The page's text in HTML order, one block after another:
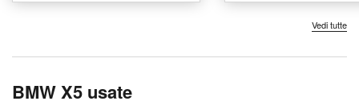
Vedi tutte
BMW X5 usate